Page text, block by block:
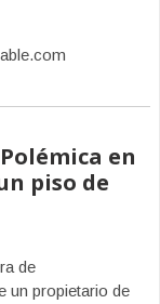
en
piso de
de
un propietario de